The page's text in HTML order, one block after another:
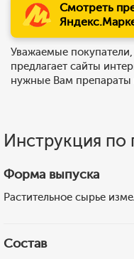
Смотреть
Уважаемые
предлагает сайты
нужные Вам
Инструкция
Форма выпуска
Растительное сырье
Состав